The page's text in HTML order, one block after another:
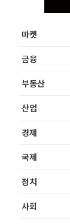
마켓
금융
부동산
산업
경제
국제
정치
사회